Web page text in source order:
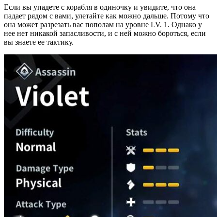
Если вы упадете с корабля в одиночку и увидите, что она
падает рядом с вами, улетайте как можно дальше. Потому что
она может разрезать вас пополам на уровне LV. 1. Однако у
нее нет никакой запасливости, и с ней можно бороться, если
вы знаете ее тактику.